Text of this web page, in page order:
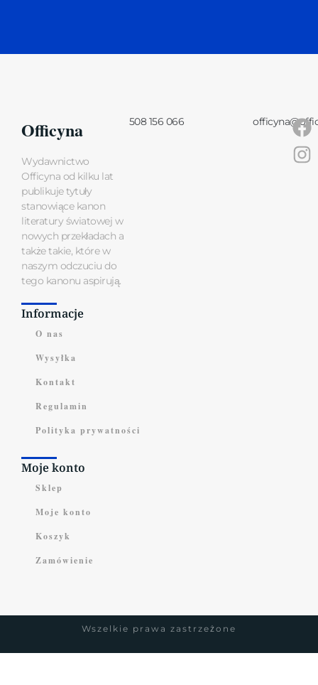
Officyna
Wydawnictwo
Officyna od kilku lat
publikuje tytuły
stanowiące kanon
literatury światowej w
nowych przekładach a
także takie, które w
naszym odczuciu do
tego kanonu aspirują.
508 156 066
Informacje
O nas
Wysyłka
Kontakt
Regulamin
Polityka prywatności
Moje konto
Sklep
Moje konto
Koszyk
Zamówienie
Wszelkie prawa zastrzeżone